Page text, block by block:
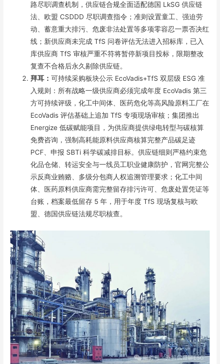
路尽职调查机制，供应链合规全面适配德国 LkSG 供应链
法、欧盟 CSDDD 尽职调查指令；准则设置童工、强迫劳
动、蓄意重大排污、危废非法处置等多项零容忍一票否决红
线；新供应商未完成 TfS 问卷评估无法进入招标库，已入
库供应商 TfS 审核严重不符将暂停新项目投标，限期整改
复查不合格后永久剔除供应链。
拜耳：可持续采购板块公示 EcoVadis+TfS 双层级 ESG 准
入规则：所有战略一级供应商必须完成年度 EcoVadis 第三
方可持续评级，化工中间体、医药危化等高风险原料工厂在
EcoVadis 评估基础上追加 TfS 专项现场审核；集团推出
Energize 低碳赋能项目，为供应商提供绿电转型与碳核算
免费咨询，强制高耗能原料供应商核算完整产品碳足迹
PCF、申报 SBTi 科学碳减排目标。供应链细则严格约束危
化品仓储、转运安全与一线员工职业健康防护，官网完整公
示反商业贿赂、多级分包商人权追溯管理要求；化工中间
体、医药原料供应商需完整留存排污许可、危废处置凭证等
台账，档案最低留存 5 年，用于年度 TfS 现场复核与欧
盟、德国供应链法规尽职核查。